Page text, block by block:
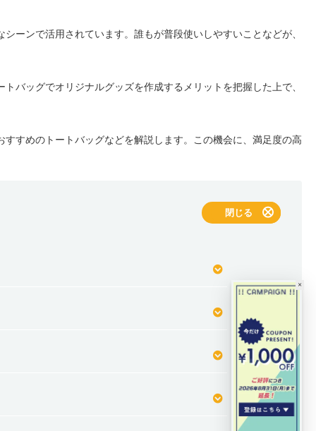
ーンで活用されています。誰もが普段使いしやすいことなどが、
バッグでオリジナルグッズを作成するメリットを把握した上で、
すめのトートバッグなどを解説します。この機会に、満足度の高
表示する
閉じる
×